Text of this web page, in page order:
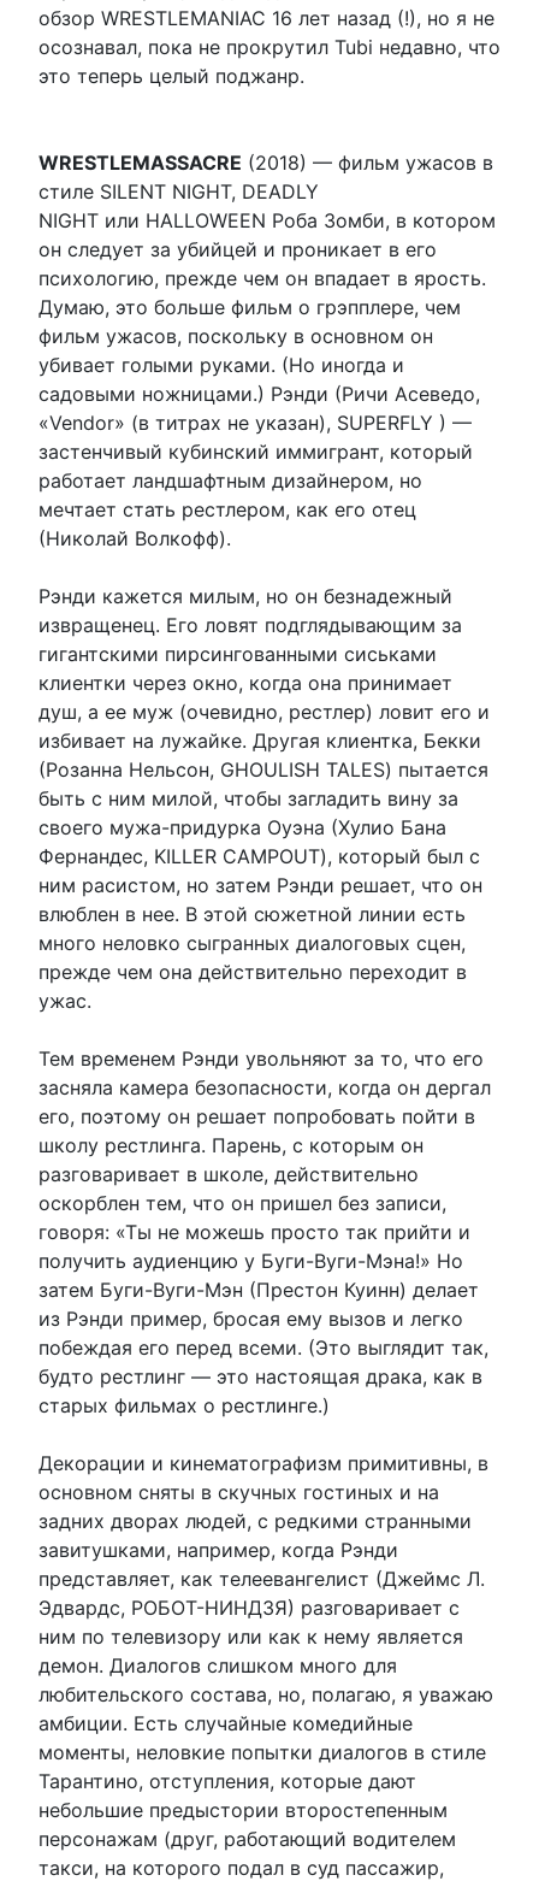
обзор WRESTLEMANIAC 16 лет назад (!), но я не
осознавал, пока не прокрутил Tubi недавно, что
это теперь целый поджанр.
WRESTLEMASSACRE (2018) — фильм ужасов в
стиле SILENT NIGHT, DEADLY
NIGHT или HALLOWEEN Роба Зомби, в котором
он следует за убийцей и проникает в его
психологию, прежде чем он впадает в ярость.
Думаю, это больше фильм о грэпплере, чем
фильм ужасов, поскольку в основном он
убивает голыми руками. (Но иногда и
садовыми ножницами.) Рэнди (Ричи Асеведо,
«Vendor» (в титрах не указан), SUPERFLY ) —
застенчивый кубинский иммигрант, который
работает ландшафтным дизайнером, но
мечтает стать рестлером, как его отец
(Николай Волкофф).
Рэнди кажется милым, но он безнадежный
извращенец. Его ловят подглядывающим за
гигантскими пирсингованными сиськами
клиентки через окно, когда она принимает
душ, а ее муж (очевидно, рестлер) ловит его и
избивает на лужайке. Другая клиентка, Бекки
(Розанна Нельсон, GHOULISH TALES) пытается
быть с ним милой, чтобы загладить вину за
своего мужа-придурка Оуэна (Хулио Бана
Фернандес, KILLER CAMPOUT), который был с
ним расистом, но затем Рэнди решает, что он
влюблен в нее. В этой сюжетной линии есть
много неловко сыгранных диалоговых сцен,
прежде чем она действительно переходит в
ужас.
Тем временем Рэнди увольняют за то, что его
засняла камера безопасности, когда он дергал
его, поэтому он решает попробовать пойти в
школу рестлинга. Парень, с которым он
разговаривает в школе, действительно
оскорблен тем, что он пришел без записи,
говоря: «Ты не можешь просто так прийти и
получить аудиенцию у Буги-Вуги-Мэна!» Но
затем Буги-Вуги-Мэн (Престон Куинн) делает
из Рэнди пример, бросая ему вызов и легко
побеждая его перед всеми. (Это выглядит так,
будто рестлинг — это настоящая драка, как в
старых фильмах о рестлинге.)
Декорации и кинематографизм примитивны, в
основном сняты в скучных гостиных и на
задних дворах людей, с редкими странными
завитушками, например, когда Рэнди
представляет, как телеевангелист (Джеймс Л.
Эдвардс, РОБОТ-НИНДЗЯ) разговаривает с
ним по телевизору или как к нему является
демон. Диалогов слишком много для
любительского состава, но, полагаю, я уважаю
амбиции. Есть случайные комедийные
моменты, неловкие попытки диалогов в стиле
Тарантино, отступления, которые дают
небольшие предыстории второстепенным
персонажам (друг, работающий водителем
такси, на которого подал в суд пассажир,